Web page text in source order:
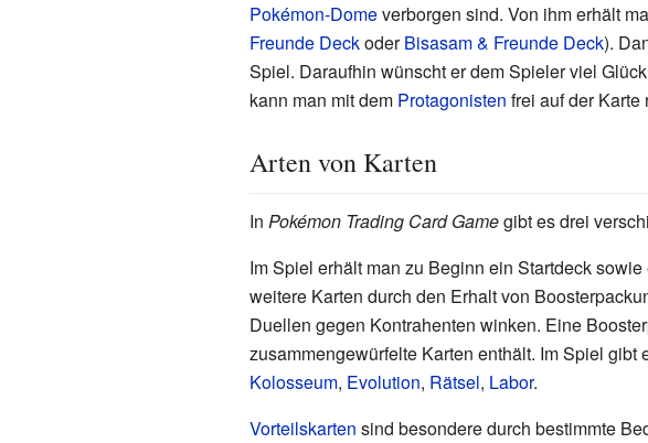
Pokémon-Domeverborgen sind. Von ihm erhält
Freunde DeckoderBisasam & Freunde Deck).
Spiel. Daraufhin wünscht er dem Spieler viel
kann man mit dem Protagonisten frei auf der
Arten von Karten
In Pokémon Trading Card Gamegibt es drei
Im Spiel erhält man zu Beginn ein Startdeck
weitere Karten durch den Erhalt von
Duellen gegen Kontrahenten winken. Eine
zusammengewürfelte Karten enthält. Im Spiel
Kolosseum, Evolution, Rätsel, Labor.
Vorteilskarten sind besondere durch bestimmte